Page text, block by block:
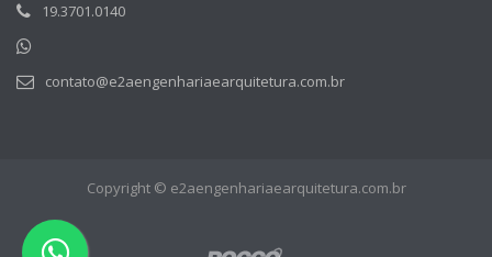
19.3701.0140
contato@e2aengenhariaearquitetura.com.br
Copyright © e2aengenhariaearquitetura.com.br